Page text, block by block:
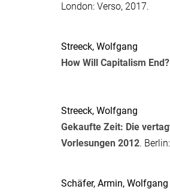
London: Verso, 2017.
Streeck, Wolfgang
How Will Capitalism
Streeck, Wolfgang
Gekaufte Zeit: Die
Vorlesungen 2012.
Schäfer, Armin, Wolfgang